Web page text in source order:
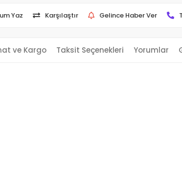
Yaz Karşılaştır Gelince Haber Ver
ve Kargo Taksit Seçenekleri Yorumlar